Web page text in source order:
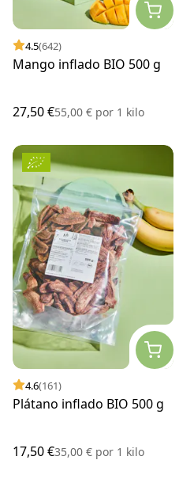
4.5(642)
Mango inflado BIO 500 g
27,50 €55,00 € por 1 kilo
4.6(161)
Plátano inflado BIO 500 g
17,50 €35,00 € por 1 kilo